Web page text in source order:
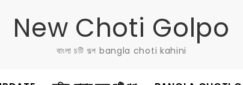
New Choti Golpo
বাংলা চটি গল্প bangla choti kahini